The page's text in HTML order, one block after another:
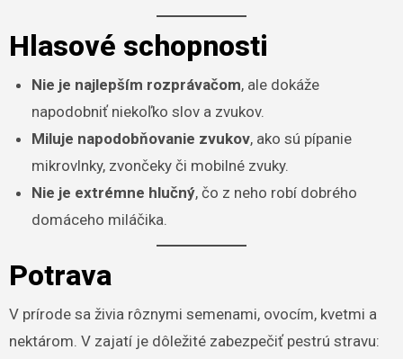
Hlasové schopnosti
Nie je najlepším rozprávačom, ale dokáže
napodobniť niekoľko slov a zvukov.
Miluje napodobňovanie zvukov, ako sú pípanie
mikrovlnky, zvončeky či mobilné zvuky.
Nie je extrémne hlučný, čo z neho robí dobrého
domáceho miláčika.
Potrava
V prírode sa živia rôznymi semenami, ovocím, kvetmi a
nektárom. V zajatí je dôležité zabezpečiť pestrú stravu: